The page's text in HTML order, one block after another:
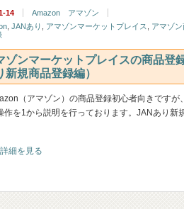
14
Amazon アマゾン
JANあり アマゾンマーケットプレイス アマゾ
ゾンマーケットプレイスの商品登
新規商品登録編）
（アマゾン）の商品登録初心者向きですが
作を1から説明を行っております。JANあり新
詳細を見る